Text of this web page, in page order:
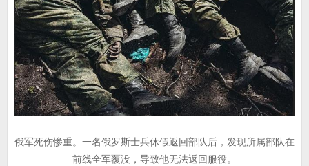
俄军死伤惨重。一名俄罗斯士兵休假返回部队后，发现所属部队在
前线全军覆没，导致他无法返回服役。